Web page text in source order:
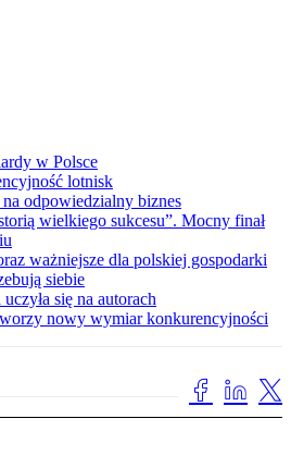
w Polsce
lotnisk
odpowiedzialny biznes
wielkiego sukcesu”. Mocny finał
ważniejsze dla polskiej gospodarki
siebie
się na autorach
nowy wymiar konkurencyjności